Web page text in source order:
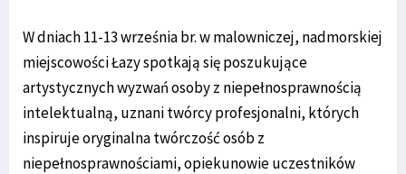
W dniach 11-13 września br. w malowniczej, nadmorskiej
miejscowości Łazy spotkają się poszukujące
artystycznych wyzwań osoby z niepełnosprawnością
intelektualną, uznani twórcy profesjonalni, których
inspiruje oryginalna twórczość osób z
niepełnosprawnościami, opiekunowie uczestników